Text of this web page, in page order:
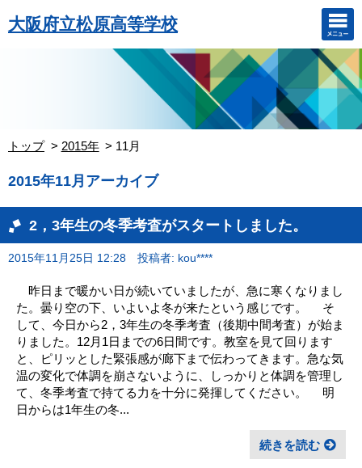
大阪府立松原高等学校
トップ 2015年 11月
2015年11月アーカイブ
2，3年生の冬季考査がスタートしました。
2015年11月25日 12:28 投稿者: kou****
昨日まで暖かい日が続いていましたが、急に寒くなりまし
た。曇り空の下、いよいよ冬が来たという感じです。 そ
して、今日から2，3年生の冬季考査（後期中間考査）が始ま
りました。12月1日までの6日間です。教室を見て回ります
と、ピリッとした緊張感が廊下まで伝わってきます。急な気
温の変化で体調を崩さないように、しっかりと体調を管理し
て、冬季考査で持てる力を十分に発揮してください。 明
日からは1年生の冬...
続きを読む